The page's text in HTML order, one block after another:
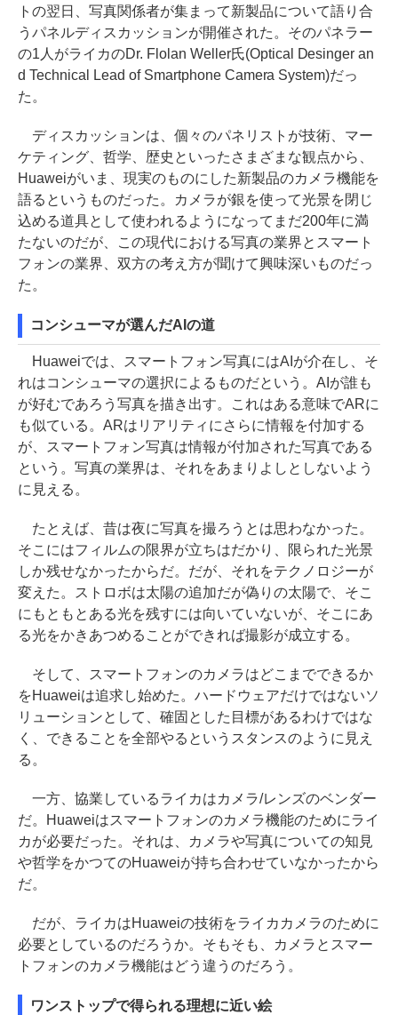
トの翌日、写真関係者が集まって新製品について語り合
うパネルディスカッションが開催された。そのパネラー
の1人がライカのDr. Flolan Weller氏(Optical Desinger an
d Technical Lead of Smartphone Camera System)だっ
た。
ディスカッションは、個々のパネリストが技術、マー
ケティング、哲学、歴史といったさまざまな観点から、
Huaweiがいま、現実のものにした新製品のカメラ機能を
語るというものだった。カメラが銀を使って光景を閉じ
込める道具として使われるようになってまだ200年に満
たないのだが、この現代における写真の業界とスマート
フォンの業界、双方の考え方が聞けて興味深いものだっ
た。
コンシューマが選んだAIの道
Huaweiでは、スマートフォン写真にはAIが介在し、そ
れはコンシューマの選択によるものだという。AIが誰も
が好むであろう写真を描き出す。これはある意味でARに
も似ている。ARはリアリティにさらに情報を付加する
が、スマートフォン写真は情報が付加された写真である
という。写真の業界は、それをあまりよしとしないよう
に見える。
たとえば、昔は夜に写真を撮ろうとは思わなかった。
そこにはフィルムの限界が立ちはだかり、限られた光景
しか残せなかったからだ。だが、それをテクノロジーが
変えた。ストロボは太陽の追加だが偽りの太陽で、そこ
にもともとある光を残すには向いていないが、そこにあ
る光をかきあつめることができれば撮影が成立する。
そして、スマートフォンのカメラはどこまでできるか
をHuaweiは追求し始めた。ハードウェアだけではないソ
リューションとして、確固とした目標があるわけではな
く、できることを全部やるというスタンスのように見え
る。
一方、協業しているライカはカメラ/レンズのベンダー
だ。Huaweiはスマートフォンのカメラ機能のためにライ
カが必要だった。それは、カメラや写真についての知見
や哲学をかつてのHuaweiが持ち合わせていなかったから
だ。
だが、ライカはHuaweiの技術をライカカメラのために
必要としているのだろうか。そもそも、カメラとスマー
トフォンのカメラ機能はどう違うのだろう。
ワンストップで得られる理想に近い絵